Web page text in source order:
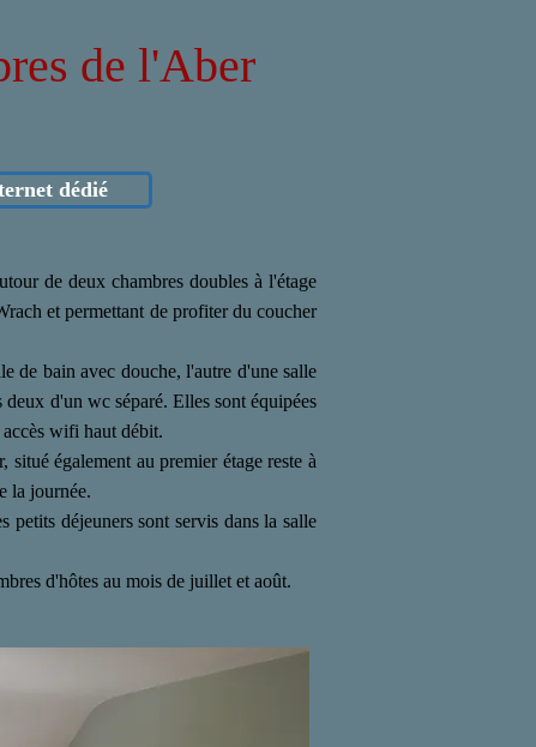
de l'Aber
dédié
de deux chambres doubles à l'étage
et permettant de profiter du coucher
de bain avec douche, l'autre d'une salle
d'un wc séparé. Elles sont équipées
wifi haut débit.
également au premier étage reste à
la journée.
déjeuners sont servis dans la salle
d'hôtes au mois de juillet et août.